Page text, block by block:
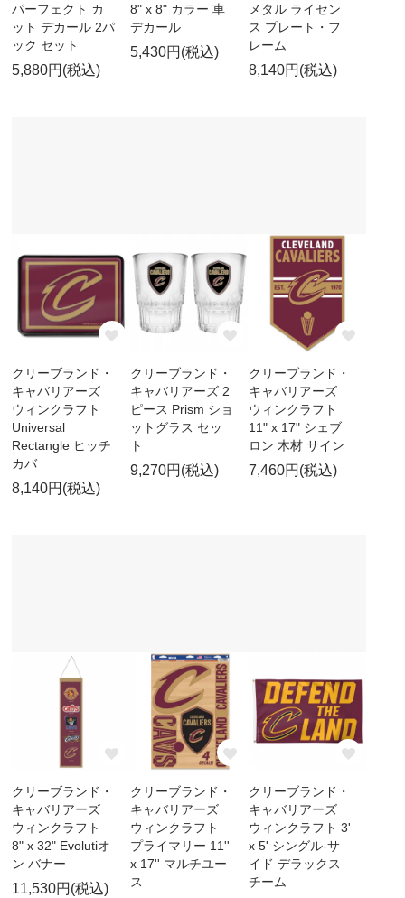
パーフェクト カ
ット デカール 2パ
ック セット
5,880円(税込)
8" x 8" カラー 車
デカール
5,430円(税込)
メタル ライセン
ス プレート・フ
レーム
8,140円(税込)
クリーブランド・
キャバリアーズ
ウィンクラフト
Universal
Rectangle ヒッチ
カバ
8,140円(税込)
クリーブランド・
キャバリアーズ 2
ピース Prism ショ
ットグラス セッ
ト
9,270円(税込)
クリーブランド・
キャバリアーズ
ウィンクラフト
11" x 17" シェブ
ロン 木材 サイン
7,460円(税込)
クリーブランド・
キャバリアーズ
ウィンクラフト
8" x 32" Evolutiオ
ン バナー
11,530円(税込)
クリーブランド・
キャバリアーズ
ウィンクラフト
プライマリー 11''
x 17'' マルチユー
ス
クリーブランド・
キャバリアーズ
ウィンクラフト 3'
x 5' シングル-サ
イド デラックス
チーム